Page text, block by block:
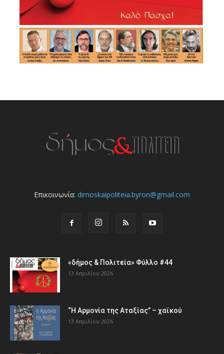
Επικοινωνία: dimoskaipoliteia.byron@gmail.com
«δήμος & Πολιτεία» Φύλλο #44
13 Απριλίου 2026
“Η Αρμονία της Αταξίας” – χαϊκού
13 Απριλίου 2026